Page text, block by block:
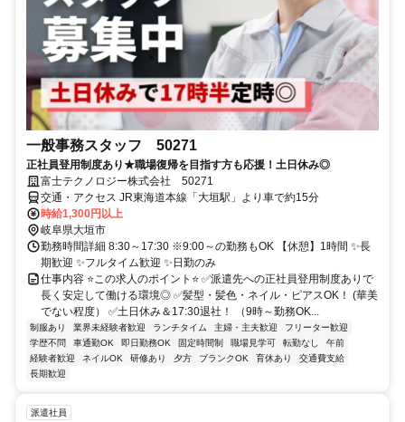
一般事務スタッフ 50271
正社員登用制度あり★職場復帰を目指す方も応援！土日休み◎
富士テクノロジー株式会社 50271
交通・アクセス JR東海道本線「大垣駅」より車で約15分
時給1,300円以上
岐阜県大垣市
勤務時間詳細 8:30～17:30 ※9:00～の勤務もOK 【休憩】1時間 ✨長
期歓迎 ✨フルタイム歓迎 ✨日勤のみ
仕事内容 ⭐この求人のポイント⭐ ✅派遣先への正社員登用制度ありで
長く安定して働ける環境◎ ✅髪型・髪色・ネイル・ピアスOK！ (華美
でない程度） ✅土日休み＆17:30退社！ （9時～勤務OK...
制服あり 業界未経験者歓迎 ランチタイム 主婦・主夫歓迎
フリーター歓迎
学歴不問
車通勤OK 即日勤務OK 固定時間制 職場見学可 転勤なし
午前
経験者歓迎
ネイルOK 研修あり 夕方 ブランクOK 育休あり
交通費支給
長期歓迎
派遣社員